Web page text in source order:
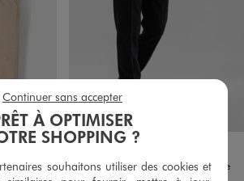
bébé
Disponible en 1 coloris
Pantalon de costume droit homme
À OPTIMISER
SHOPPING ?
souhaitons utiliser des cookies et
Continuer sans accepter